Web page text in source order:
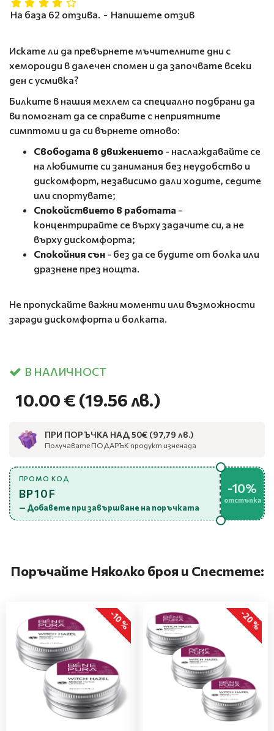
Искате ли да превърнете мъчителните дни с
хемороиди в далечен спомен и да започвате всеки
ден с усмивка?
Билките в нашия мехлем са специално подбрани да
ви помогнат да се справите с неприятните
симптоми и да си върнете отново:
Свободата в движението - наслаждавайте се
на любимите си занимания без неудобство и
дискомфорт, независимо дали ходите, седите
или спортувате;
Спокойствието в работата -
концентрирайте се върху задачите си, а не
върху дискомфорта;
Спокойния сън - без да се будите от болка или
дразнене през нощта.
Не пропускайте важни моменти или възможности
заради дискомфорта и болката.
В НАЛИЧНОСТ
На база 62 отзива. - Напишете отзив
10.00 € (19.56 лв.)
ПРИ ПОРЪЧКА НАД 50€ (97,79 лв.)
Получавате ПОДАРЪК продукт изненада
ПРОМО КОД
BP10F
— Добавете при завършване на поръчката
-10%
отстъпка
Поръчайте Няколко броя и Спестете:
-10 % -20 %